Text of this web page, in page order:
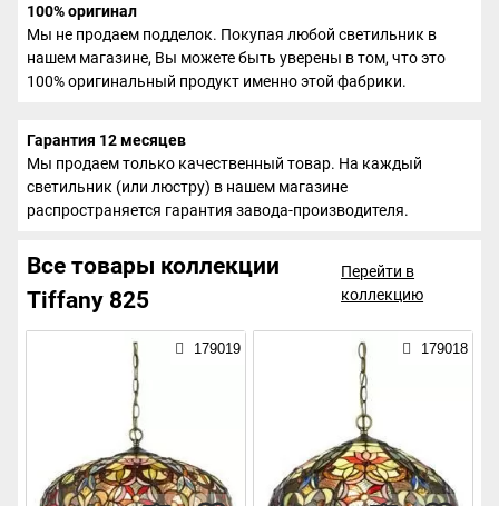
100% оригинал
Мы не продаем подделок. Покупая любой светильник в
нашем магазине, Вы можете быть уверены в том, что это
100% оригинальный продукт именно этой фабрики.
Гарантия 12 месяцев
Мы продаем только качественный товар. На каждый
светильник (или люстру) в нашем магазине
распространяется гарантия завода-производителя.
Все товары коллекции
Tiffany 825
Перейти в
коллекцию
179019 179018